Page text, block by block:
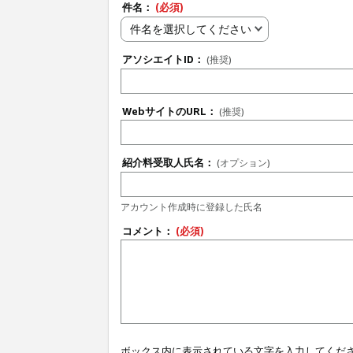
件名： (必須)
件名を選択してください
アソシエイトID： (推奨)
WebサイトのURL： (推奨)
紹介料受取人氏名： (オプション)
アカウント作成時に登録した氏名
コメント： (必須)